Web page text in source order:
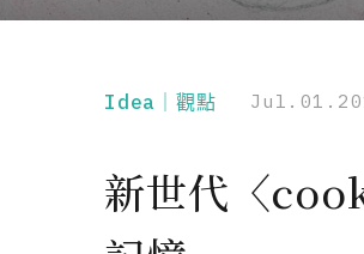
Idea｜觀點
新世代〈